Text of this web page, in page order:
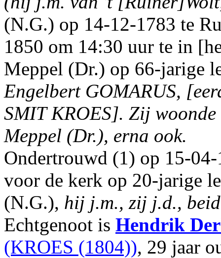
(N.G.) op 14-12-1783 te
1850 om 14:30 uur te in
Meppel (Dr.) op 66-jarige
Engelbert GOMARUS,
SMIT KROES]. Zij
Meppel (Dr.), erna ook.
Ondertrouwd (1) op 15-
voor de kerk op 20-jarige
(N.G.), hij j.m., zij j.d.,
Echtgenoot is Hendrik
(KROES (1804)), 29 jaar